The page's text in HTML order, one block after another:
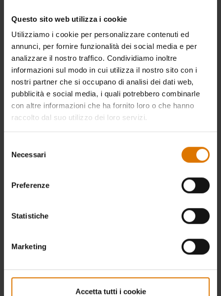
Questo sito web utilizza i cookie
Utilizziamo i cookie per personalizzare contenuti ed
annunci, per fornire funzionalità dei social media e per
analizzare il nostro traffico. Condividiamo inoltre
informazioni sul modo in cui utilizza il nostro sito con i
nostri partner che si occupano di analisi dei dati web,
pubblicità e social media, i quali potrebbero combinarle
con altre informazioni che ha fornito loro o che hanno
raccolto dal suo utilizzo dei loro servizi.
delNecessari
Preferenze
Statistiche
Marketing
Accetta tutti i cookie
legend is born"
€ 8,99
Color Options
Tazza Weber smaltata vintage - "Red